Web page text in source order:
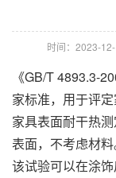
时间：2023-
《GB/T 4893.3-
家标准，用于评
家具表面耐干热
表面，不考虑材
该试验可以在涂